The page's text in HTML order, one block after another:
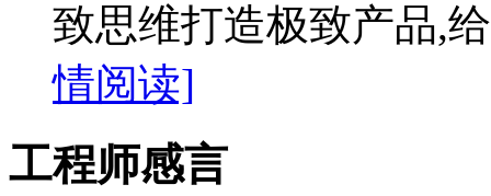
致思维打造极致产品,
情阅读]
工程师感言